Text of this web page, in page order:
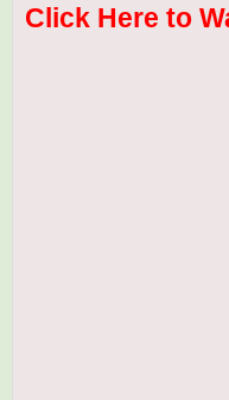
Click Here to